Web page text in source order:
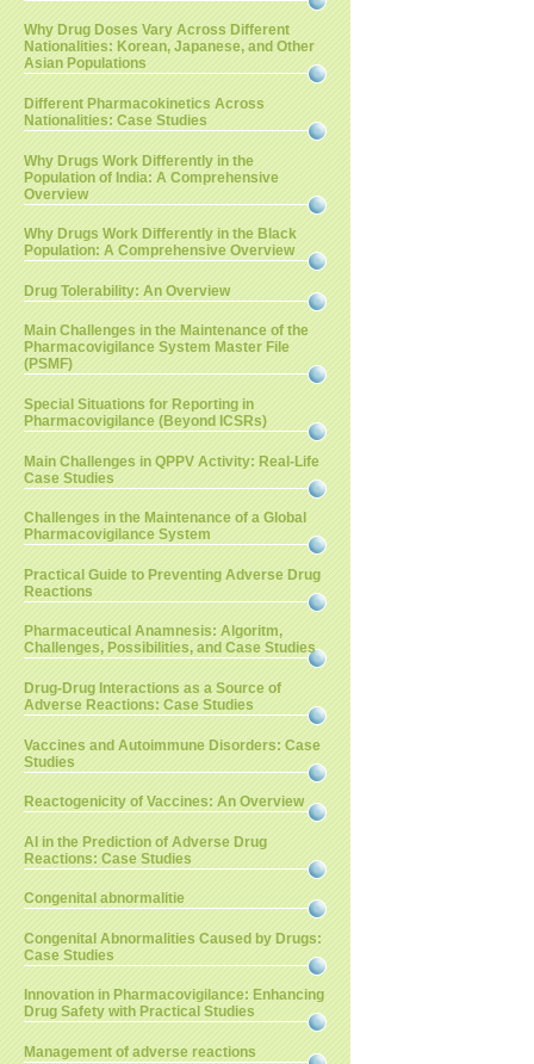
Why Drug Doses Vary Across Different
Nationalities: Korean, Japanese, and Other
Asian Populations
Different Pharmacokinetics Across
Nationalities: Case Studies
Why Drugs Work Differently in the
Population of India: A Comprehensive
Overview
Why Drugs Work Differently in the Black
Population: A Comprehensive Overview
Drug Tolerability: An Overview
Main Challenges in the Maintenance of the
Pharmacovigilance System Master File
(PSMF)
Special Situations for Reporting in
Pharmacovigilance (Beyond ICSRs)
Main Challenges in QPPV Activity: Real-Life
Case Studies
Challenges in the Maintenance of a Global
Pharmacovigilance System
Practical Guide to Preventing Adverse Drug
Reactions
Pharmaceutical Anamnesis: Algoritm,
Challenges, Possibilities, and Case Studies
Drug-Drug Interactions as a Source of
Adverse Reactions: Case Studies
Vaccines and Autoimmune Disorders: Case
Studies
Reactogenicity of Vaccines: An Overview
AI in the Prediction of Adverse Drug
Reactions: Case Studies
Congenital abnormalitie
Congenital Abnormalities Caused by Drugs:
Case Studies
Innovation in Pharmacovigilance: Enhancing
Drug Safety with Practical Studies
Management of adverse reactions